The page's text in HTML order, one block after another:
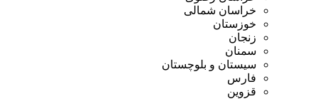
خراسان شمالی
خوزستان
زنجان
سمنان
سیستان و بلوچستان
فارس
قزوین